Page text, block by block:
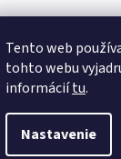
Tento web
tohto webu
informáciítu.
Nastavenie
práva vyhradené.